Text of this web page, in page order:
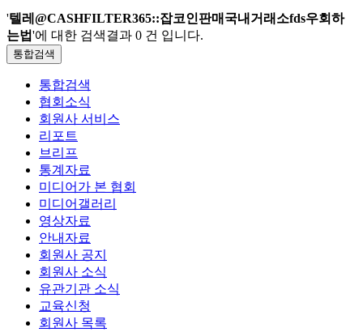
'텔레@CASHFILTER365::잡코인판매국내거래소fds우회하
는법'에 대한 검색결과 0 건 입니다.
통합검색
통합검색
협회소식
회원사 서비스
리포트
브리프
통계자료
미디어가 본 협회
미디어갤러리
영상자료
안내자료
회원사 공지
회원사 소식
유관기관 소식
교육신청
회원사 목록